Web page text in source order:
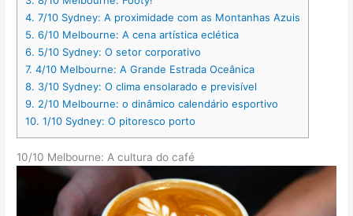
4. 7/10 Sydney: A proximidade com as Montanhas Azuis
5. 6/10 Melbourne: A cena artística eclética
6. 5/10 Sydney: O setor corporativo
7. 4/10 Melbourne: A Grande Estrada Oceânica
8. 3/10 Sydney: O clima ensolarado e previsível
9. 2/10 Melbourne: o dinâmico calendário esportivo
10. 1/10 Sydney: O pitoresco porto
10/10 Melbourne: A cultura do café